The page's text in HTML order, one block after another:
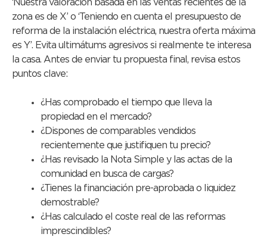
‘Nuestra valoración basada en las ventas recientes de la
zona es de X’ o ‘Teniendo en cuenta el presupuesto de
reforma de la instalación eléctrica, nuestra oferta máxima
es Y’. Evita ultimátums agresivos si realmente te interesa
la casa. Antes de enviar tu propuesta final, revisa estos
puntos clave:
¿Has comprobado el tiempo que lleva la
propiedad en el mercado?
¿Dispones de comparables vendidos
recientemente que justifiquen tu precio?
¿Has revisado la Nota Simple y las actas de la
comunidad en busca de cargas?
¿Tienes la financiación pre-aprobada o liquidez
demostrable?
¿Has calculado el coste real de las reformas
imprescindibles?